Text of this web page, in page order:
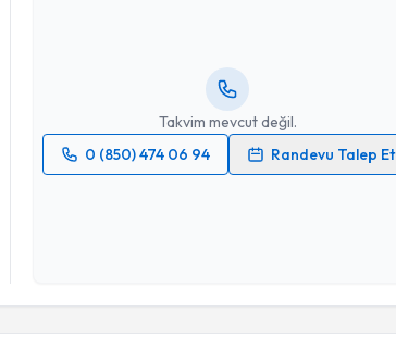
Takvim mevcut değil.
0 (850) 474 06 94
Randevu Talep Et
Randevu Takvimi Talebi